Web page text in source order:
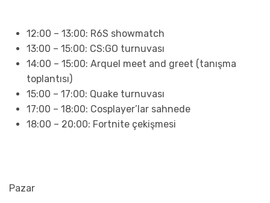
12:00 – 13:00: R6S showmatch
13:00 – 15:00: CS:GO turnuvası
14:00 – 15:00: Arquel meet and greet (tanışma
toplantısı)
15:00 – 17:00: Quake turnuvası
17:00 – 18:00: Cosplayer’lar sahnede
18:00 – 20:00: Fortnite çekişmesi
Pazar